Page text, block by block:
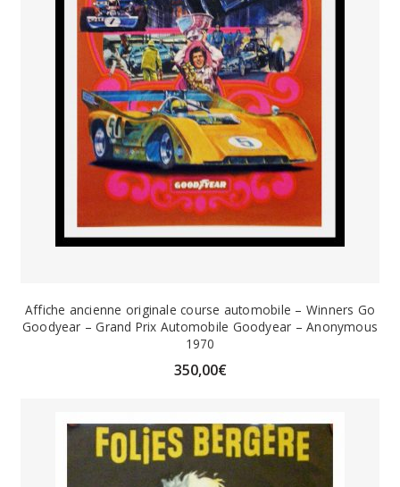
Affiche ancienne originale course automobile – Winners Go
Goodyear – Grand Prix Automobile Goodyear – Anonymous
1970
350,00€